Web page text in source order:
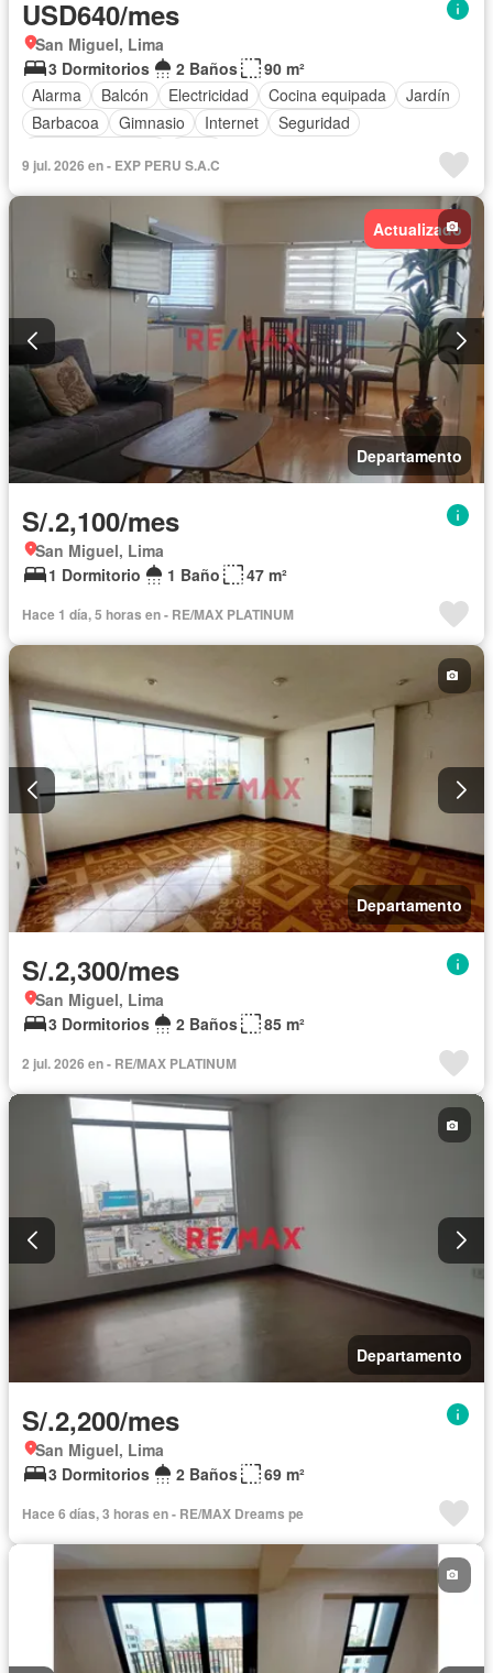
USD640/mes
San Miguel, Lima
3 Dormitorios
2 Baños
90 m²
Alarma
Balcón Electricidad Cocina equipada
Jardín
Barbacoa
Gimnasio Internet
Seguridad
9 jul. 2026 en - EXP PERU S.A.C
Actualizado
Departamento
S/.2,100/mes
San Miguel, Lima
1 Dormitorio
1 Baño 47 m²
Hace 1 día, 5 horas en - RE/MAX PLATINUM
Departamento
S/.2,300/mes
San Miguel, Lima
3 Dormitorios
2 Baños 85 m²
2 jul. 2026 en - RE/MAX PLATINUM
Departamento
S/.2,200/mes
San Miguel, Lima
3 Dormitorios
2 Baños 69 m²
Hace 6 días, 3 horas en - RE/MAX Dreams pe